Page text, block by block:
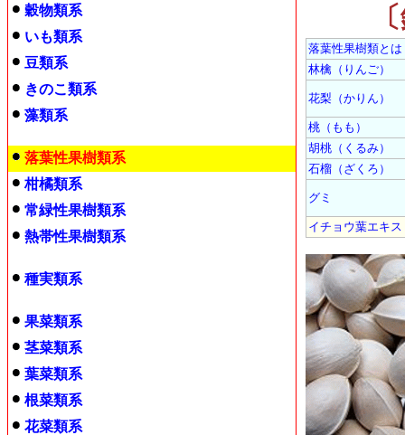
落葉性果樹類とは
林檎（りんご）
花梨（かりん）
桃（もも）
胡桃（くるみ）
石榴（ざくろ）
グミ
イチョウ葉エキス
穀物類系
いも類系
豆類系
きのこ類系
藻類系
落葉性果樹類系
柑橘類系
常緑性果樹類系
熱帯性果樹類系
種実類系
果菜類系
茎菜類系
葉菜類系
根菜類系
花菜類系